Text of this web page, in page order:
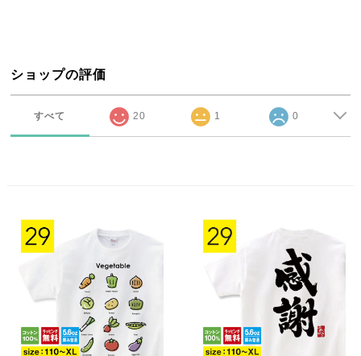
ショップの評価
すべて 20 1 0